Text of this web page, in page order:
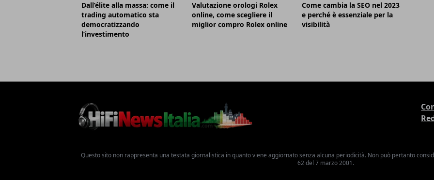
Dall’élite alla massa: come il
trading automatico sta
democratizzando
l’investimento
Valutazione orologi Rolex
online, come scegliere il
miglior compro Rolex online
Come cambia la SEO nel 2023
e perché è essenziale per la
visibilità
Questo sito non rappresenta una testata giornalistica in quanto viene aggiornato senza alcuna periodicità. Non può pertanto
62 del 7 marzo 2001.